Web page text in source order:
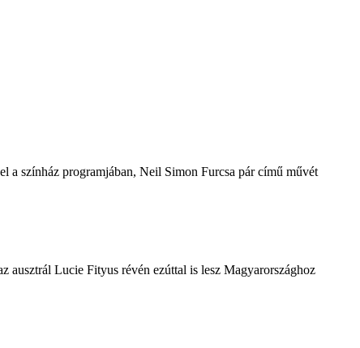
a színház programjában, Neil Simon Furcsa pár című művét
ausztrál Lucie Fityus révén ezúttal is lesz Magyarországhoz